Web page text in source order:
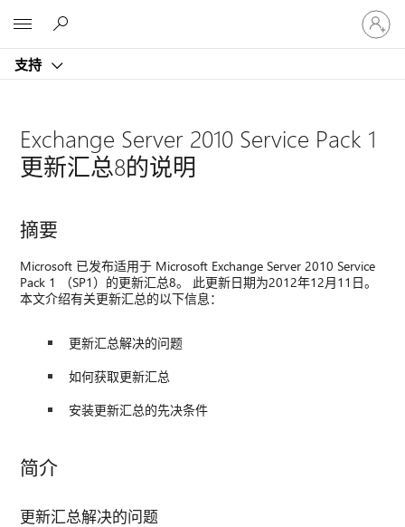
支持
请
登
录
Exchange Server 2010 Service Pack 1
更新汇总8的说明
摘要
Microsoft 已发布适用于 Microsoft Exchange Server 2010 Service
Pack 1 （SP1）的更新汇总8。 此更新日期为2012年12月11日。
本文介绍有关更新汇总的以下信息：
更新汇总解决的问题
如何获取更新汇总
安装更新汇总的先决条件
简介
更新汇总解决的问题